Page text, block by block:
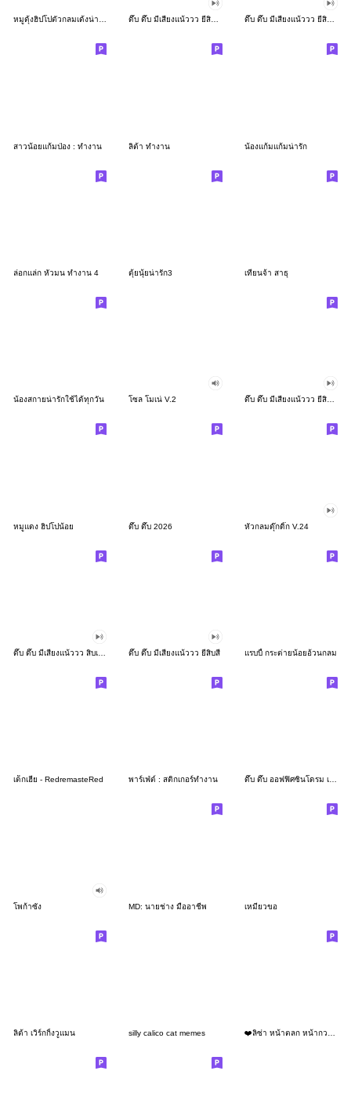
หมูดุ้งฮิปโปตัวกลมเด้งน่ารัก ดึ๊บ ดึ๊บ มีเสียงแน้ววว ยี่สิบเจ็ด ดึ๊บ ดึ๊บ มีเสียงแน้ววว ยี่สิบหก
สาวน้อยแก้มป่อง : ทำงาน ลิต้า ทำงาน น้องแก้มแก้มน่ารัก
ล่อกแล่ก หัวมน ทำงาน 4 ตุ้ยนุ้ยน่ารัก3 เทียนจ้า สาธุ
น้องสกายน่ารักใช้ได้ทุกวัน โซล โมเน่ V.2 ดึ๊บ ดึ๊บ มีเสียงแน้ววว ยี่สิบสอง
หมูแดง ฮิปโปน้อย ดึ๊บ ดึ๊บ 2026 หัวกลมดุ๊กดิ๊ก V.24
ดึ๊บ ดึ๊บ มีเสียงแน้ววว ยี่สิบสี่ แรบบี้ กระต่ายน้อยอ้วนกลม
เด็กเฮีย - RedremasteRed พาร์เฟ่ต์ : สติกเกอร์ทำงาน ดึ๊บ ดึ๊บ ออฟฟิศซินโดรม เจ็ด
โพก้าซัง MD: นายช่าง มืออาชีพ เหมียวขอ
ลิต้า เวิร์กกิ้งวูแมน silly calico cat memes